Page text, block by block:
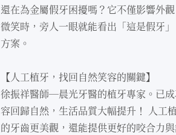
還在為⾦屬假牙困擾嗎？它不僅影響外
微笑時，旁⼈⼀眼就能看出「這是假牙
⽅案。
【⼈⼯植牙，找回⾃然笑容的關鍵】
徐振祥醫師—晨光牙醫的植牙專家。已
容回歸⾃然，⽣活品質⼤幅提升！ ⼈⼯
的牙⿒更美觀，還能提供更好的咬合⼒